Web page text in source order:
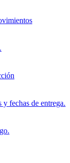
fechas de entrega.